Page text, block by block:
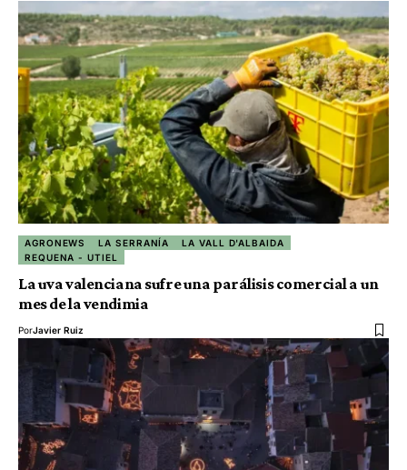
AGRONEWS LA SERRANÍA
LA VALL D'ALBAIDA
REQUENA - UTIEL
La uva valenciana sufre una parálisis comercial a un
mes de la vendimia
PorJavier Ruiz